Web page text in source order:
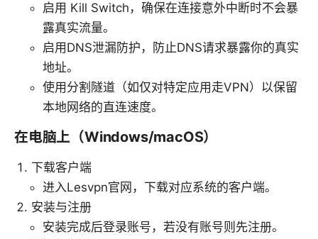
启用 Kill Switch，确保在连接意外中断时不会暴
露真实流量。
启用DNS泄漏防护，防止DNS请求暴露你的真实
地址。
使用分割隧道（如仅对特定应用走VPN）以保留
本地网络的直连速度。
在电脑上（Windows/macOS）
下载客户端
进入Lesvpn官网，下载对应系统的客户端。
安装与注册
安装完成后登录账号，若没有账号则先注册。